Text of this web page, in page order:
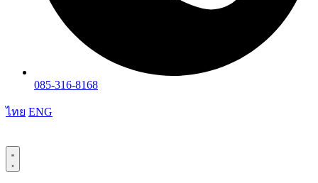
085-316-8168
ไทย ENG